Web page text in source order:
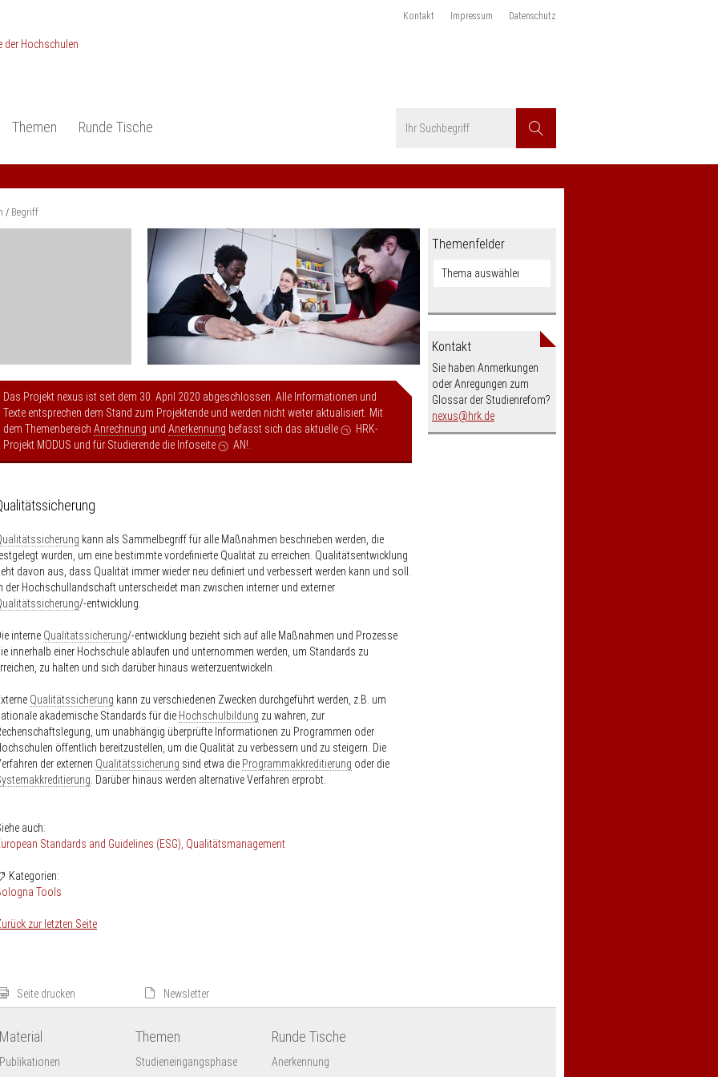
Kontakt Impressum Datenschutz
Suchen
Themen
Studieneingangsphase
Studienqualität
Praxisbezüge
Runde Tische
Anerkennung
wissenschaften
Begriff
Das Projekt nexus ist seit dem 30. April 2020 abgeschlossen. Alle Informationen und
Texte entsprechen dem Stand zum Projektende und werden nicht weiter aktualisiert. Mit
dem Themenbereich Anrechnung und Anerkennung befasst sich das aktuelle
HRK-
Projekt MODUS und für Studierende die Infoseite AN!
kann als Sammelbegriff für alle Maßnahmen beschrieben werden, die
wurden, um eine bestimmte vordefinierte Qualität zu erreichen. Qualitätsentwicklung
davon aus, dass Qualität immer wieder neu definiert und verbessert werden kann und soll.
der Hochschullandschaft unterscheidet man zwischen interner und externer
/-entwicklung.
interne Qualitätssicherung/-entwicklung bezieht sich auf alle Maßnahmen und Prozesse
innerhalb einer Hochschule ablaufen und unternommen werden, um Standards zu
zu halten und sich darüber hinaus weiterzuentwickeln.
Qualitätssicherung kann zu verschiedenen Zwecken durchgeführt werden, z.B. um
akademische Standards für die Hochschulbildung zu wahren, zur
um unabhängig überprüfte Informationen zu Programmen oder
öffentlich bereitzustellen, um die Qualität zu verbessern und zu steigern. Die
der externen Qualitätssicherung sind etwa die Programmakkreditierung oder die
. Darüber hinaus werden alternative Verfahren erprobt.
auch:
Standards and Guidelines (ESG) Qualitätsmanagement
Kategorien:
Tools
zur letzten Seite
Themenfelder
Kontakt
Sie haben Anmerkungen
oder Anregungen zum
Glossar der Studienrefom?
nexus
nospam-
hrk.de
Seite drucken Newsletter
Material
Publikationen
Themen
Studieneingangsphase
Runde Tische
Anerkennung